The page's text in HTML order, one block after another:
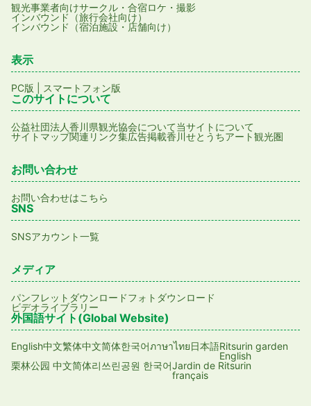
観光事業者向けサークル・合宿ロケ・撮影
インバウンド（旅行会社向け）
インバウンド（宿泊施設・店舗向け）
表示
PC版 スマートフォン版
このサイトについて
公益社団法人香川県観光協会について当サイトについて
サイトマップ関連リンク集広告掲載香川せとうちアート観光圏
お問い合わせ
お問い合わせはこちら
SNS
SNSアカウント一覧
メディア
パンフレットダウンロードフォトダウンロード
ビデオライブラリー
外国語サイト(Global Website)
English中文繁体中文简体한국어ภาษาไทย日本語Ritsurin garden
English
栗林公园 中文简体리쓰린공원 한국어Jardin de Ritsurin
français